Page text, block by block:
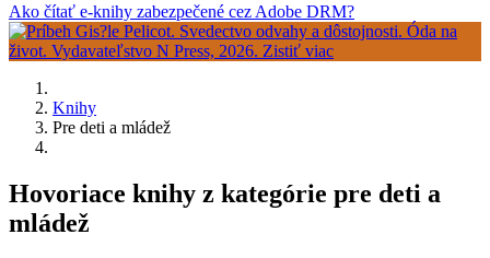
Ako čítať e-knihy zabezpečené cez Adobe DRM?
Knihy
Pre deti a mládež
Hovoriace knihy z kategórie pre deti a
mládež